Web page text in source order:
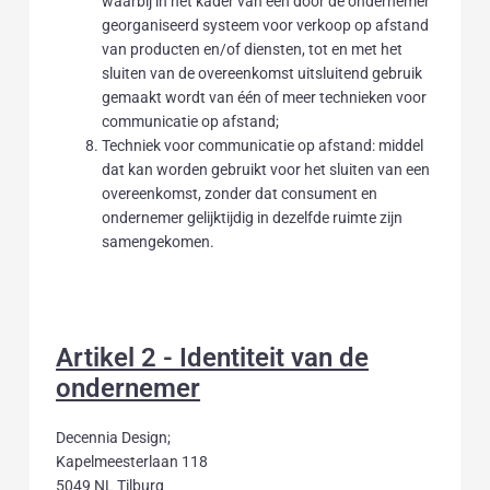
georganiseerd systeem voor verkoop op afstand
van producten en/of diensten, tot en met het
sluiten van de overeenkomst uitsluitend gebruik
gemaakt wordt van één of meer technieken voor
communicatie op afstand;
Techniek voor communicatie op afstand: middel
dat kan worden gebruikt voor het sluiten van een
overeenkomst, zonder dat consument en
ondernemer gelijktijdig in dezelfde ruimte zijn
samengekomen.
Artikel 2 - Identiteit van de
ondernemer
Decennia Design;
Kapelmeesterlaan 118
5049 NL Tilburg